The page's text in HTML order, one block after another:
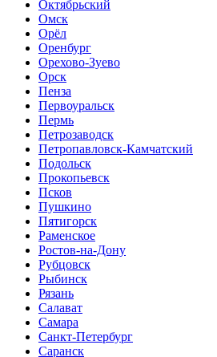
Октябрьский
Омск
Орёл
Оренбург
Орехово-Зуево
Орск
Пенза
Первоуральск
Пермь
Петрозаводск
Петропавловск-Камчатский
Подольск
Прокопьевск
Псков
Пушкино
Пятигорск
Раменское
Ростов-на-Дону
Рубцовск
Рыбинск
Рязань
Салават
Самара
Санкт-Петербург
Саранск